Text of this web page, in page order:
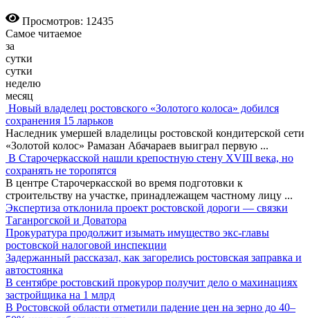
Просмотров: 12435
Самое читаемое
за
сутки
сутки
неделю
месяц
Новый владелец ростовского «Золотого колоса» добился
сохранения 15 ларьков
Наследник умершей владелицы ростовской кондитерской сети
«Золотой колос» Рамазан Абачараев выиграл первую ...
В Старочеркасской нашли крепостную стену XVIII века, но
сохранять не торопятся
В центре Старочеркасской во время подготовки к
строительству на участке, принадлежащем частному лицу ...
Экспертиза отклонила проект ростовской дороги — связки
Таганрогской и Доватора
Прокуратура продолжит изымать имущество экс-главы
ростовской налоговой инспекции
Задержанный рассказал, как загорелись ростовская заправка и
автостоянка
В сентябре ростовский прокурор получит дело о махинациях
застройщика на 1 млрд
В Ростовской области отметили падение цен на зерно до 40–